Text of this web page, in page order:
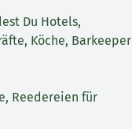
Du Hotels,
Köche, Barkeeper
Reedereien für